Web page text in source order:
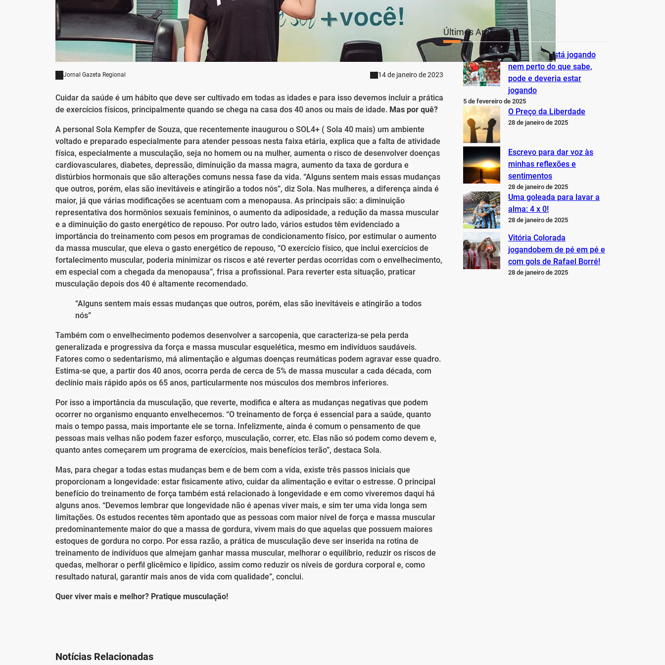
Jornal Gazeta Regional 14 de janeiro de 2023
Cuidar da saúde é um hábito que deve ser cultivado em todas as idades e para isso devemos incluir a prática
de exercícios físicos, principalmente quando se chega na casa dos 40 anos ou mais de idade. Mas por quê?
A personal Sola Kempfer de Souza, que recentemente inaugurou o SOL4+ ( Sola 40 mais) um ambiente
voltado e preparado especialmente para atender pessoas nesta faixa etária, explica que a falta de atividade
física, especialmente a musculação, seja no homem ou na mulher, aumenta o risco de desenvolver doenças
cardiovasculares, diabetes, depressão, diminuição da massa magra, aumento da taxa de gordura e
distúrbios hormonais que são alterações comuns nessa fase da vida. “Alguns sentem mais essas mudanças
que outros, porém, elas são inevitáveis e atingirão a todos nós”, diz Sola. Nas mulheres, a diferença ainda é
maior, já que várias modificações se acentuam com a menopausa. As principais são: a diminuição
representativa dos hormônios sexuais femininos, o aumento da adiposidade, a redução da massa muscular
e a diminuição do gasto energético de repouso. Por outro lado, vários estudos têm evidenciado a
importância do treinamento com pesos em programas de condicionamento físico, por estimular o aumento
da massa muscular, que eleva o gasto energético de repouso, “O exercício físico, que inclui exercícios de
fortalecimento muscular, poderia minimizar os riscos e até reverter perdas ocorridas com o envelhecimento,
em especial com a chegada da menopausa”, frisa a profissional. Para reverter esta situação, praticar
musculação depois dos 40 é altamente recomendado.
“Alguns sentem mais essas mudanças que outros, porém, elas são inevitáveis e atingirão a todos
nós”
Também com o envelhecimento podemos desenvolver a sarcopenia, que caracteriza-se pela perda
generalizada e progressiva da força e massa muscular esquelética, mesmo em indivíduos saudáveis.
Fatores como o sedentarismo, má alimentação e algumas doenças reumáticas podem agravar esse quadro.
Estima-se que, a partir dos 40 anos, ocorra perda de cerca de 5% de massa muscular a cada década, com
declínio mais rápido após os 65 anos, particularmente nos músculos dos membros inferiores.
Por isso a importância da musculação, que reverte, modifica e altera as mudanças negativas que podem
ocorrer no organismo enquanto envelhecemos. “O treinamento de força é essencial para a saúde, quanto
mais o tempo passa, mais importante ele se torna. Infelizmente, ainda é comum o pensamento de que
pessoas mais velhas não podem fazer esforço, musculação, correr, etc. Elas não só podem como devem e,
quanto antes começarem um programa de exercícios, mais benefícios terão”, destaca Sola.
Mas, para chegar a todas estas mudanças bem e de bem com a vida, existe três passos iniciais que
proporcionam a longevidade: estar fisicamente ativo, cuidar da alimentação e evitar o estresse. O principal
benefício do treinamento de força também está relacionado à longevidade e em como viveremos daqui há
alguns anos. “Devemos lembrar que longevidade não é apenas viver mais, e sim ter uma vida longa sem
limitações. Os estudos recentes têm apontado que as pessoas com maior nível de força e massa muscular
predominantemente maior do que a massa de gordura, vivem mais do que aquelas que possuem maiores
estoques de gordura no corpo. Por essa razão, a prática de musculação deve ser inserida na rotina de
treinamento de indivíduos que almejam ganhar massa muscular, melhorar o equilíbrio, reduzir os riscos de
quedas, melhorar o perfil glicêmico e lipídico, assim como reduzir os níveis de gordura corporal e, como
resultado natural, garantir mais anos de vida com qualidade”, conclui.
Quer viver mais e melhor? Pratique musculação!
Últimos Artigos
O Inter não está jogando
nem perto do que sabe,
pode e deveria estar
jogando
5 de fevereiro de 2025
O Preço da Liberdade
28 de janeiro de 2025
Escrevo para dar voz às
minhas reflexões e
sentimentos
28 de janeiro de 2025
Uma goleada para lavar a
alma: 4 x 0!
28 de janeiro de 2025
Vitória Colorada
jogandobem de pé em pé e
com gols de Rafael Borré!
28 de janeiro de 2025
Notícias Relacionadas